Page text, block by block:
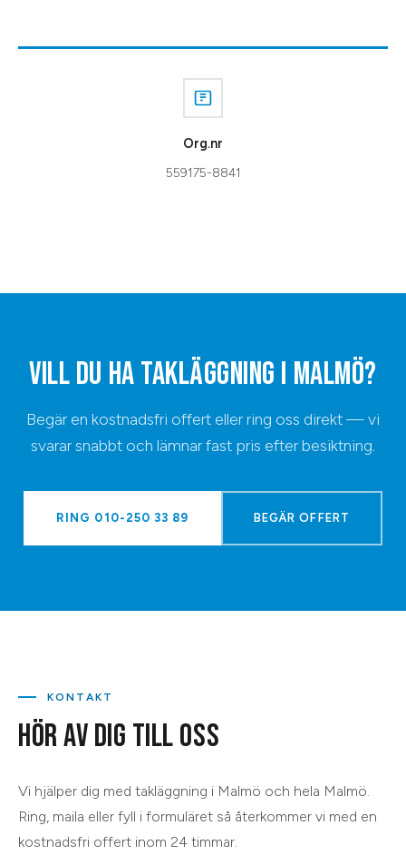
Org.nr
559175-8841
VILL DU HATAKLÄGGNING I MALMÖ?
Begär en kostnadsfri offert eller ring oss direkt — vi
svarar snabbt och lämnar fast pris efter besiktning.
RING 010-250 33 89 BEGÄR OFFERT
KONTAKT
HÖR AV DIG TILL OSS
Vi hjälper dig med takläggning i Malmö och hela Malmö.
Ring, maila eller fyll i formuläret så återkommer vi med en
kostnadsfri offert inom 24 timmar.